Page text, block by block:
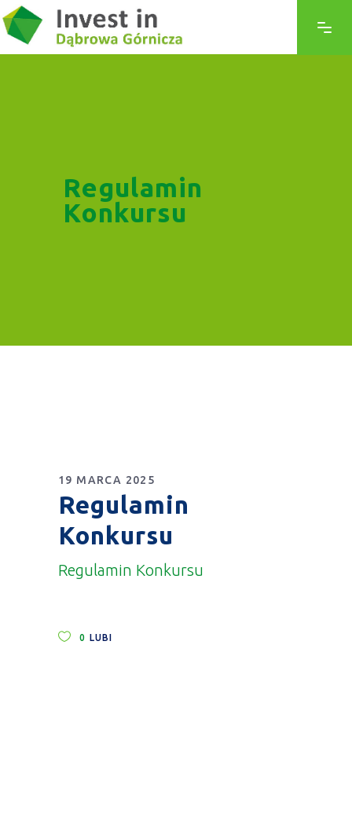
Regulamin
Konkursu
19 MARCA 2025
Regulamin
Konkursu
Regulamin Konkursu
0 LUBI